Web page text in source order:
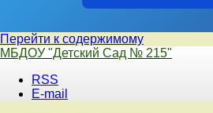
Перейти к содержимому
МБДОУ "Детский Сад № 215"
RSS
E-mail